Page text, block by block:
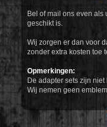
Bel of mail ons even als
geschikt is.
Wij zorgen er dan voor
zonder extra kosten toe
Opmerkingen:
De adapter sets zijn niet
Wij nemen geen